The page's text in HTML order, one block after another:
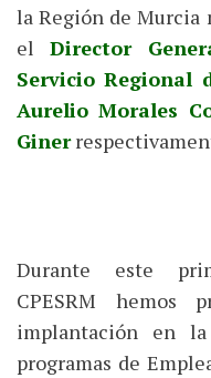
la Región de Murcia
elDirector
Servicio Regional
Aurelio Morales
Giner
Durante este
CPESRM hemos
implantación en
programas de